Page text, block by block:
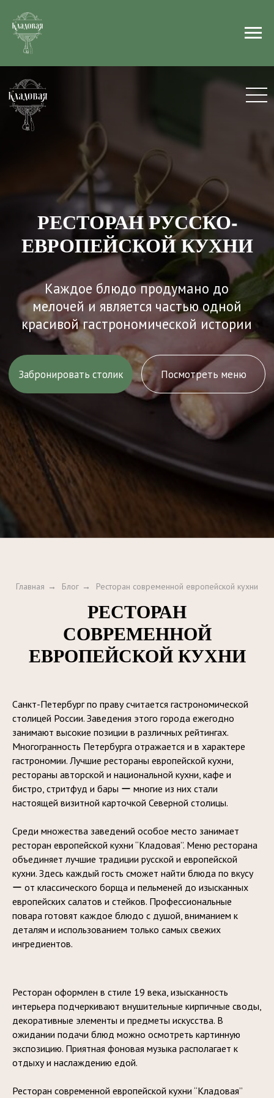
РЕСТОРАН РУССКО-
ЕВРОПЕЙСКОЙ КУХНИ
Каждое блюдо продумано до
мелочей и является частью одной
красивой гастрономической истории
Забронировать столик Посмотреть меню
Главная → Блог → Ресторан современной европейской кухни
РЕСТОРАН
СОВРЕМЕННОЙ
ЕВРОПЕЙСКОЙ КУХНИ
Санкт-Петербург по праву считается гастрономической
столицей России. Заведения этого города ежегодно
занимают высокие позиции в различных рейтингах.
Многогранность Петербурга отражается и в характере
гастрономии. Лучшие рестораны европейской кухни,
рестораны авторской и национальной кухни, кафе и
бистро, стритфуд и бары ー многие из них стали
настоящей визитной карточкой Северной столицы.
Среди множества заведений особое место занимает
ресторан европейской кухни “Кладовая”. Меню ресторана
объединяет лучшие традиции русской и европейской
кухни. Здесь каждый гость сможет найти блюда по вкусу
ー от классического борща и пельменей до изысканных
европейских салатов и стейков. Профессиональные
повара готовят каждое блюдо с душой, вниманием к
деталям и использованием только самых свежих
ингредиентов.
Ресторан оформлен в стиле 19 века, изысканность
интерьера подчеркивают внушительные кирпичные своды,
декоративные элементы и предметы искусства. В
ожидании подачи блюд можно осмотреть картинную
экспозицию. Приятная фоновая музыка располагает к
отдыху и наслаждению едой.
Ресторан современной европейской кухни “Кладовая”